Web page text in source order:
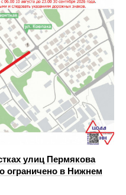
улиц Пермякова
ограничено в Нижнем